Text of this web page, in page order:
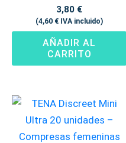
3,80 €
(4,60 € IVA incluido)
AÑADIR AL
CARRITO